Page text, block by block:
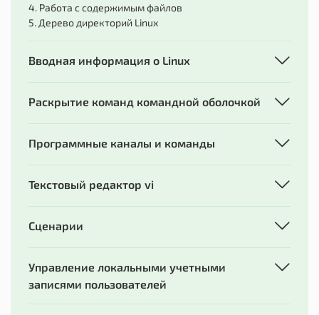
4. Работа с содержимым файлов
5. Дерево директорий Linux
Вводная информация о Linux
Раскрытие команд командной оболочкой
Программные каналы и команды
Текстовый редактор vi
Сценарии
Управление локальными учетными
записями пользователей